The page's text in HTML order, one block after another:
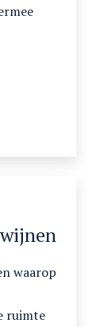
waarop
ruimte